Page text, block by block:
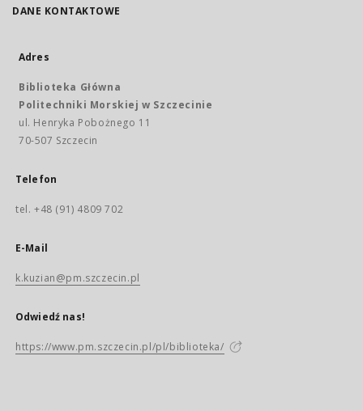
DANE KONTAKTOWE
Adres
Biblioteka Główna
Politechniki Morskiej w Szczecinie
ul. Henryka Pobożnego 11
70-507 Szczecin
Telefon
tel. +48 (91) 4809 702
E-Mail
k.kuzian@pm.szczecin.pl
Odwiedź nas!
https://www.pm.szczecin.pl/pl/biblioteka/